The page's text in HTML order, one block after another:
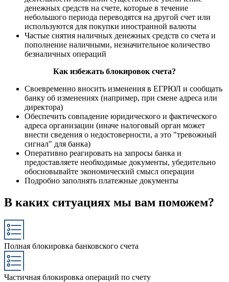
денежных средств на счете, которые в течение
небольшого периода переводятся на другой счет или
используются для покупки иностранной валюты
Частые снятия наличных денежных средств со счета и
пополнение наличными, незначительное количество
безналичных операций
Как избежать блокировок счета?
Своевременно вносить изменения в ЕГРЮЛ и сообщать
банку об изменениях (например, при смене адреса или
директора)
Обеспечить совпадение юридического и фактического
адреса организации (иначе налоговый орган может
внести сведения о недостоверности, а это "тревожный
сигнал" для банка)
Оперативно реагировать на запросы банка и
предоставляете необходимые документы, убедительно
обосновывайте экономический смысл операции
Подробно заполнять платежные документы
В каких ситуациях мы вам поможем?
Полная блокировка банковского счета
Частичная блокировка операций по счету